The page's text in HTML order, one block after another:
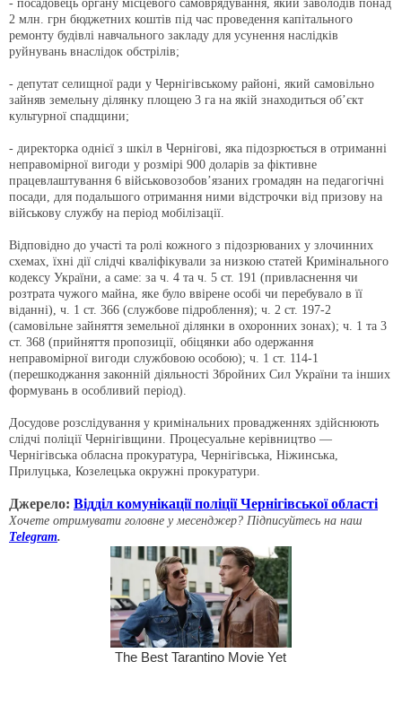
- посадовець органу місцевого самоврядування, який заволодів понад
2 млн. грн бюджетних коштів під час проведення капітального
ремонту будівлі навчального закладу для усунення наслідків
руйнувань внаслідок обстрілів;
- депутат селищної ради у Чернігівському районі, який самовільно
зайняв земельну ділянку площею 3 га на якій знаходиться об’єкт
культурної спадщини;
- директорка однієї з шкіл в Чернігові, яка підозрюється в отриманні
неправомірної вигоди у розмірі 900 доларів за фіктивне
працевлаштування 6 військовозобов’язаних громадян на педагогічні
посади, для подальшого отримання ними відстрочки від призову на
військову службу на період мобілізації.
Відповідно до участі та ролі кожного з підозрюваних у злочинних
схемах, їхні дії слідчі кваліфікували за низкою статей Кримінального
кодексу України, а саме: за ч. 4 та ч. 5 ст. 191 (привласнення чи
розтрата чужого майна, яке було ввірене особі чи перебувало в її
віданні), ч. 1 ст. 366 (службове підроблення); ч. 2 ст. 197-2
(самовільне зайняття земельної ділянки в охоронних зонах); ч. 1 та 3
ст. 368 (прийняття пропозиції, обіцянки або одержання
неправомірної вигоди службовою особою); ч. 1 ст. 114-1
(перешкоджання законній діяльності Збройних Сил України та інших
формувань в особливий період).
Досудове розслідування у кримінальних провадженнях здійснюють
слідчі поліції Чернігівщини. Процесуальне керівництво —
Чернігівська обласна прокуратура, Чернігівська, Ніжинська,
Прилуцька, Козелецька окружні прокуратури.
Джерело: Відділ комунікації поліції Чернігівської області
Хочете отримувати головне у месенджер? Підписуйтесь на наш
Telegram.